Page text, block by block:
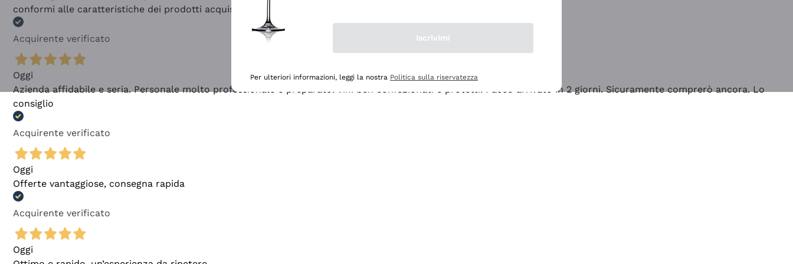
conformi alle caratteristiche dei prodotti acquistati
Acquirente verificato
Oggi
Azienda affidabile e seria. Personale molto professionale e preparato. Vini ben confezionati e protetti. Pacco arrivato in 2 giorni. Sicuramente comprerò ancora. Lo
consiglio
Acquirente verificato
Oggi
Offerte vantaggiose, consegna rapida
Acquirente verificato
Oggi
Iscrivimi
Per ulteriori informazioni, leggi la nostra Politica sulla riservatezza